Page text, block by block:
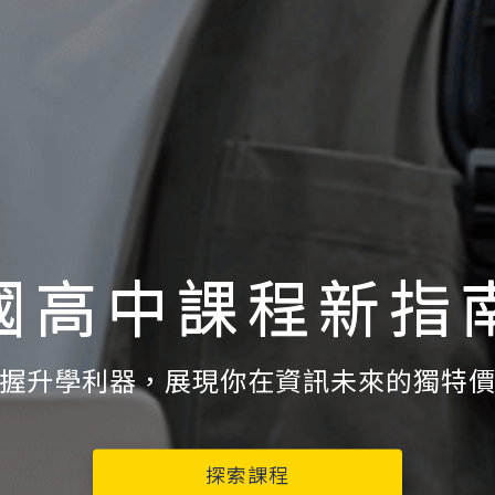
高中課程新指
升學利器，展現你在資訊未來的獨特
探索課程